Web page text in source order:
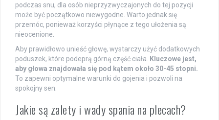
podczas snu, dla osób nieprzyzwyczajonych do tej pozycji
może być początkowo niewygodne. Warto jednak się
przemóc, ponieważ korzyści płynące z tego ułożenia są
nieocenione.
Aby prawidłowo unieść głowę, wystarczy użyć dodatkowych
poduszek, które podeprą górną część ciała.
Kluczowe jest,
aby głowa znajdowała się pod kątem około 30-45 stopni.
To zapewni optymalne warunki do gojenia i pozwoli na
spokojny sen.
Jakie są zalety i wady spania na plecach?